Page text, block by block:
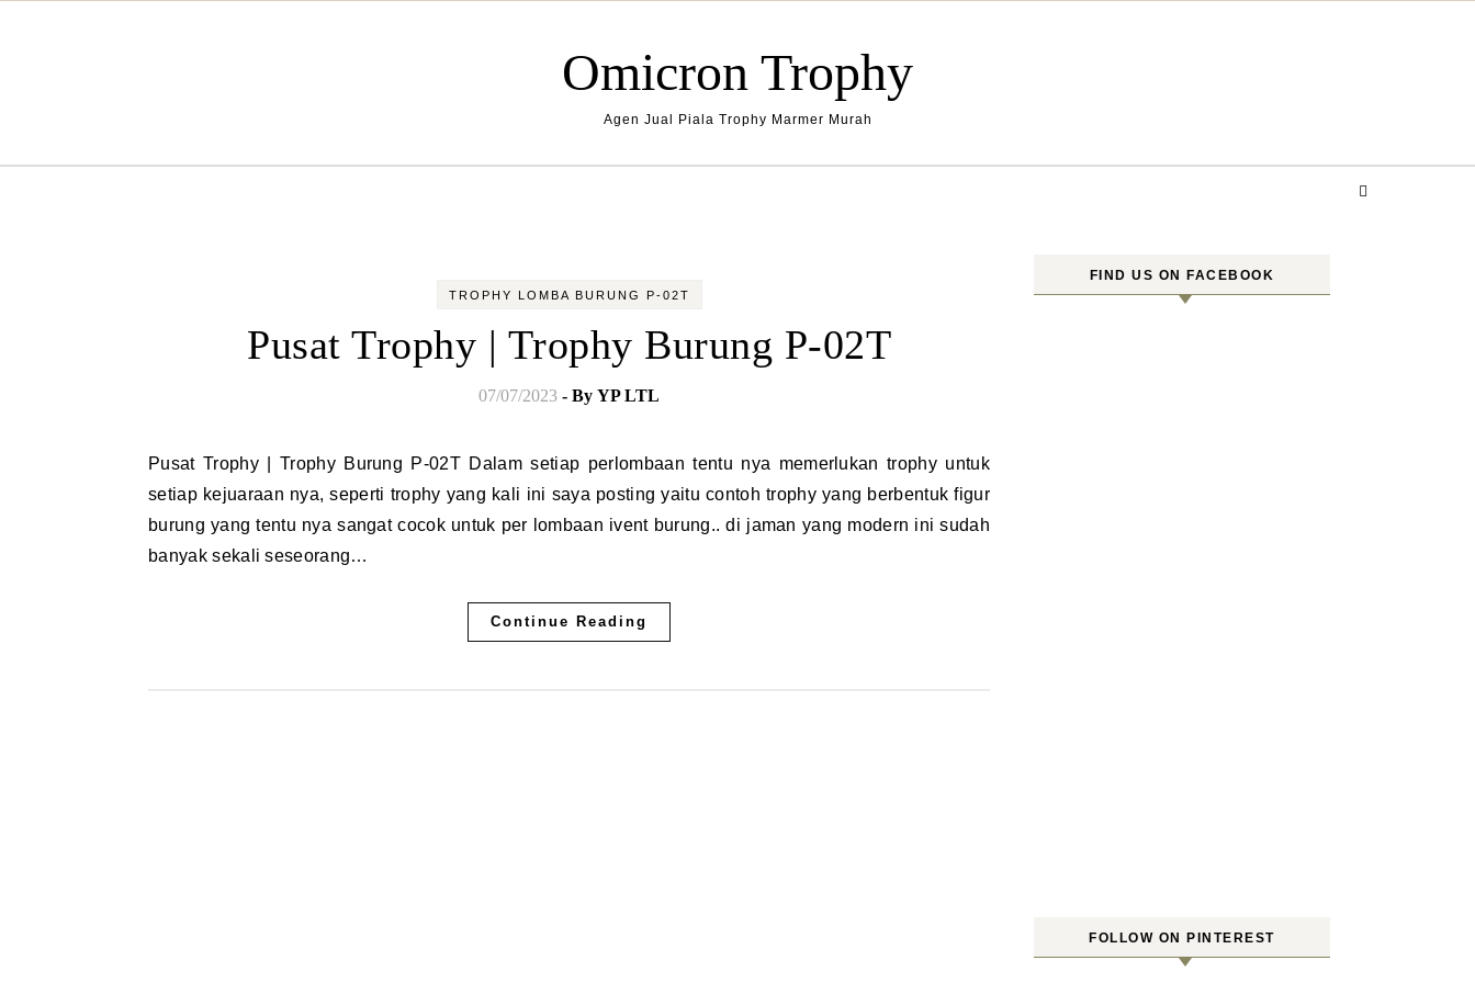
Omicron Trophy
Agen Jual Piala Trophy Marmer Murah
TROPHY LOMBA BURUNG P-02T
Pusat Trophy | Trophy Burung P-02T
07/07/2023 - By YP LTL
Pusat Trophy | Trophy Burung P-02T Dalam setiap perlombaan tentu nya memerlukan trophy untuk
setiap kejuaraan nya, seperti trophy yang kali ini saya posting yaitu contoh trophy yang berbentuk figur
burung yang tentu nya sangat cocok untuk per lombaan ivent burung.. di jaman yang modern ini sudah
banyak sekali seseorang…
Continue Reading
FIND US ON FACEBOOK
FOLLOW ON PINTEREST